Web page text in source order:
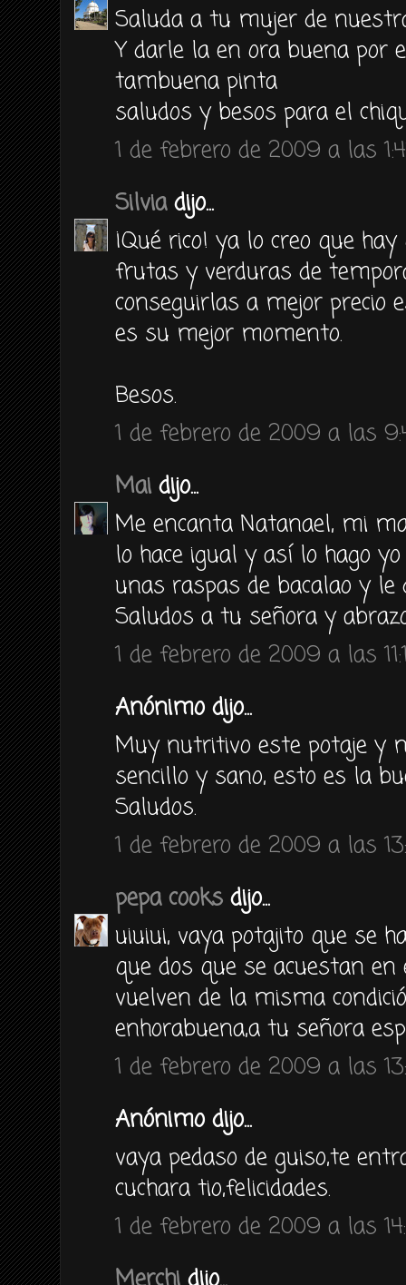
Saluda a tu mujer de
Y darle la en ora buena por
tambuena pinta
saludos y besos para el
1 de febrero de 2009 a las
Silviadijo...
¡Qué rico! ya lo creo que
frutas y verduras de
conseguirlas a mejor precio
es su mejor momento.
Besos.
1 de febrero de 2009 a las
Mai dijo...
Me encanta Natanael, mi
lo hace igual y así lo hago
unas raspas de bacalao y le
Saludos a tu señora y
1 de febrero de 2009 a las
Anónimo dijo...
Muy nutritivo este potaje y
sencillo y sano, esto es la
Saludos.
1 de febrero de 2009 a las
pepa cooks dijo...
uiuiui, vaya potajito que se
que dos que se acuestan
vuelven de la misma
enhorabuena,a tu señora
1 de febrero de 2009 a las
Anónimo dijo...
vaya pedaso de guiso,te
cuchara tio,felicidades.
1 de febrero de 2009 a las